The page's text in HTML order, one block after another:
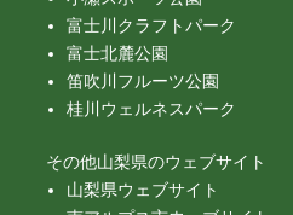
富士川クラフトパーク
富士北麓公園
笛吹川フルーツ公園
桂川ウェルネスパーク
その他山梨県のウェブサイト
山梨県ウェブサイト